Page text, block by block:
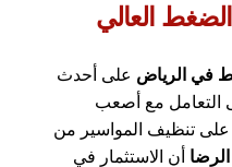
العالي
في الرياض على أحدث
التعامل مع أصعب
على تنظيف المواسير من
أن الاستثمار في